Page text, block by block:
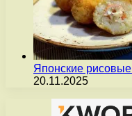
Японские
20.11.2025